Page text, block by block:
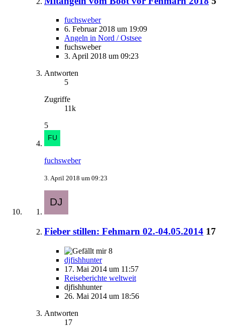
fuchsweber
6. Februar 2018 um 19:09
Angeln in Nord / Ostsee
fuchsweber
3. April 2018 um 09:23
Antworten
5
Zugriffe
11k
5
fuchsweber
3. April 2018 um 09:23
Fieber stillen: Fehmarn 02.-04.05.2014 17
8
djfishhunter
17. Mai 2014 um 11:57
Reiseberichte weltweit
djfishhunter
26. Mai 2014 um 18:56
Antworten
17